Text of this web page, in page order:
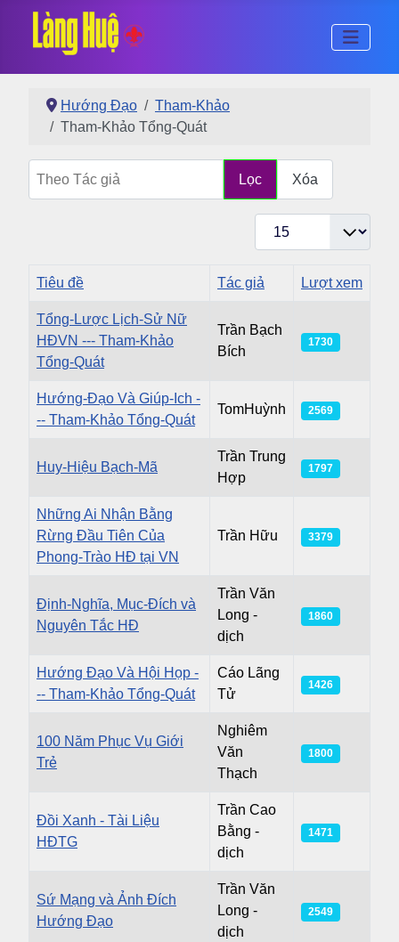
Hướng Đạo
Tham-Khảo
Tham-Khảo Tổng-Quát
Lọc Xóa
Hiển thị #
Tiêu đề Tác giả Lượt xem
Tổng-Lược Lịch-Sử Nữ
HĐVN --- Tham-Khảo
Tổng-Quát
Trần Bạch
Bích
1730
Hướng-Đạo Và Giúp-Ich -
-- Tham-Khảo Tổng-Quát
TomHuỳnh 2569
Huy-Hiệu Bạch-Mã
Trần Trung
Hợp
1797
Những Ai Nhận Bằng
Rừng Đầu Tiên Của
Phong-Trào HĐ tại VN
Trần Hữu 3379
Định-Nghĩa, Mục-Đích và
Nguyên Tắc HĐ
Trần Văn
Long -
dịch
1860
Hướng Đạo Và Hội Họp -
-- Tham-Khảo Tổng-Quát
Cáo Lãng
Tử
1426
100 Năm Phục Vụ Giới
Trẻ
Nghiêm
Văn
Thạch
1800
Đồi Xanh - Tài Liệu
HĐTG
Trần Cao
Bằng -
dịch
1471
Sứ Mạng và Ảnh Đích
Hướng Đạo
Trần Văn
Long -
dịch
2549